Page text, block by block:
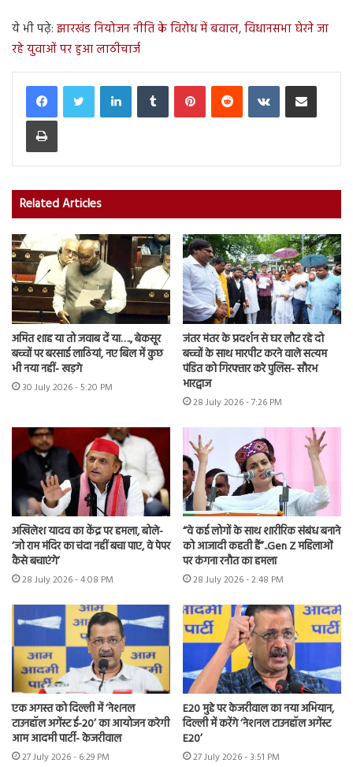
ये भी पढ़े: झारखंड नियोजन नीति के विरोध में बवाल, विधानसभा घेरने जा
रहे युवाओं पर हुआ लाठीचार्ज
LinkedInTumblr PinterestReddit VKontakteShare via Email
Print
Related Articles
अमित शाह या तो जवाब दें या…., बेकसूर
बच्चों पर बरसाई लाठियां, नए बिल में कुछ
भी नया नहीं- खड़गे
30 July 2026 - 5:20 PM
जंतर मंतर के प्रदर्शन से घर लौट रहे दो
बच्चों के साथ मारपीट करने वाले सत्यम
पंडित को गिरफ्तार करे पुलिस- सौरभ
भारद्वाज
28 July 2026 - 7:26 PM
अखिलेश यादव का केंद्र पर हमला, बोले-
‘जो राम मंदिर का चंदा नहीं बचा पाए, वे पेपर
कैसे बचाएंगे’
28 July 2026 - 4:08 PM
“वे कई लोगों के साथ शारीरिक संबंध बनाने
को आजादी कहती हैं”..Gen Z महिलाओं
पर कंगना रनौत का हमला
28 July 2026 - 2:48 PM
एक अगस्त को दिल्ली में ‘नेशनल
टाउनहॉल अगेंस्ट ई-20’ का आयोजन करेगी
आम आदमी पार्टी- केजरीवाल
27 July 2026 - 6:29 PM
E20 मुद्दे पर केजरीवाल का नया अभियान,
दिल्ली में करेंगे ‘नेशनल टाउनहॉल अगेंस्ट
E20’
27 July 2026 - 3:51 PM